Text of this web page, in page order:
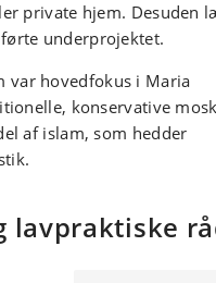
private hjem. Desuden
underprojektet.
var hovedfokus i Maria
konservative
af islam, som hedder
lavpraktiske